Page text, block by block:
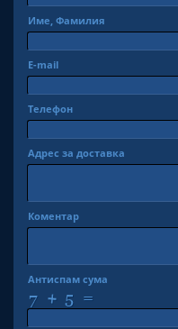
Име, Фамилия
Е-mail
Телефон
Адрес за доставка
Коментар
Антиспам сума